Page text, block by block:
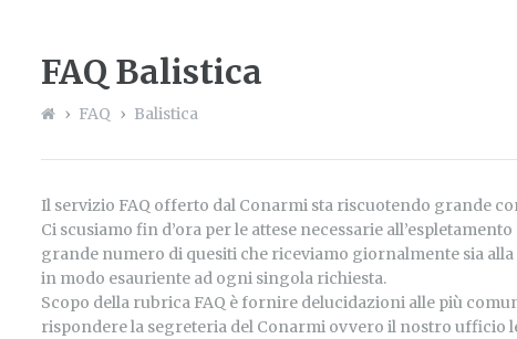
FAQ Balistica
FAQ Balistica
Il servizio FAQ offerto dal Conarmi sta riscuotendo grande
Ci scusiamo fin d’ora per le attese necessarie
grande numero di quesiti che riceviamo giornalmente sia
in modo esauriente ad ogni singola richiesta.
Scopo della rubrica FAQ è fornire delucidazioni alle più
rispondere la segreteria del Conarmi ovvero il nostro ufficio